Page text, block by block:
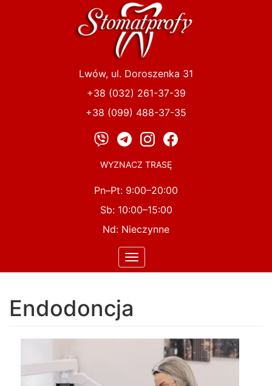
Lwów, ul. Doroszenka 31
+38 (032) 261-37-39
+38 (099) 488-37-35
WYZNACZ TRASĘ
Pn–Pt: 9:00–20:00
Sb: 10:00–15:00
Nd: Nieczynne
Toggle
navigation
Endodoncja